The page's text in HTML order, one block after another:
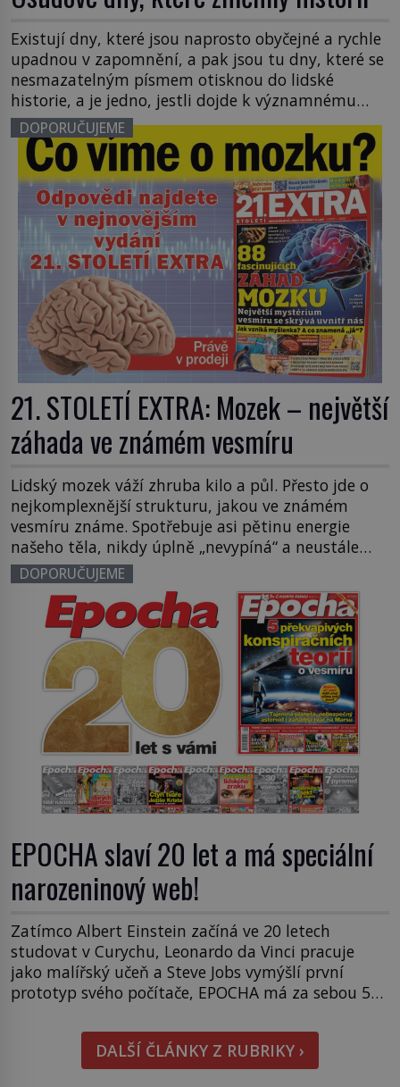
Existují dny, které jsou naprosto obyčejné a rychle
upadnou v zapomnění, a pak jsou tu dny, které se
nesmazatelným písmem otisknou do lidské
historie, a je jedno, jestli dojde k významnému
objevu nebo děsivé katastrofě. Vezměte si k ruce
kalendář a projděte společně s námi historii
křížem krážem. Je 10. dubna roku 49 př. n. […]
DOPORUČUJEME
21. STOLETÍ EXTRA: Mozek – největší
záhada ve známém vesmíru
Lidský mozek váží zhruba kilo a půl. Přesto jde o
nejkomplexnější strukturu, jakou ve známém
vesmíru známe. Spotřebuje asi pětinu energie
našeho těla, nikdy úplně „nevypíná“ a neustále
pracuje – i když spíme. Je to zároveň génius,
iluzionista i občasný sabotér našeho vlastního
života. Právě tomuto fascinujícímu orgánu se
věnuje nové speciální vydání 21. STOLETÍ […]
DOPORUČUJEME
EPOCHA slaví 20 let a má speciální
narozeninový web!
Zatímco Albert Einstein začíná ve 20 letech
studovat v Curychu, Leonardo da Vinci pracuje
jako malířský učeň a Steve Jobs vymýšlí první
prototyp svého počítače, EPOCHA má za sebou 520
dnech slaví časopis EPOCHA své 20leté výročí. K
této příležitosti jsme vydali speciální webovou
stránku epocha20let.cz, kde […]
DALŠÍ ČLÁNKY Z RUBRIKY ›